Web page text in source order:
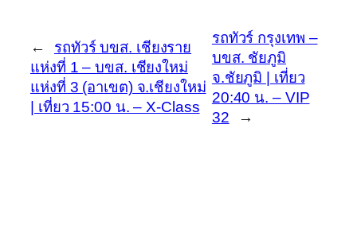
←
รถทัวร์ บขส. เชียงราย
แห่งที่ 1 – บขส. เชียงใหม่
แห่งที่ 3 (อาเขต) จ.เชียงใหม่
| เที่ยว 15:00 น. – X-Class
รถทัวร์ กรุงเทพ –
บขส. ชัยภูมิ
จ.ชัยภูมิ | เที่ยว
20:40 น. – VIP
32
→